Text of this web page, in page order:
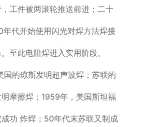
工件被两滚轮推送前进；二十
年代开始使用闪光对焊方法焊接
至此电阻焊进入实用阶段。
国的琼斯发明超声波焊；苏联的
明摩擦焊；1959年，美国斯坦福
功 炸焊；50年代末苏联又制成